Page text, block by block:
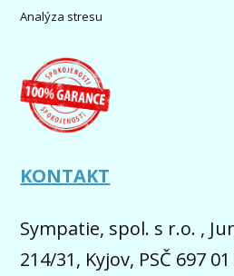
Analýza stresu
KONTAKT
Sympatie, spol. s r.o. ,
214/31, Kyjov, PSČ 697